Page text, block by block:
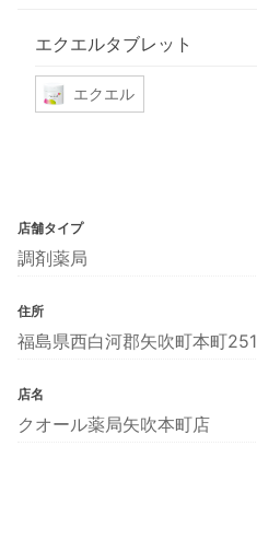
エクエルタブレット
エクエル
店舗タイプ
調剤薬局
住所
福島県西白河郡矢吹町本町251
店名
クオール薬局矢吹本町店